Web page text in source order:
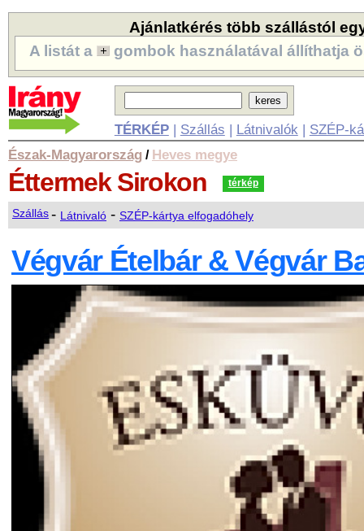
Ajánlatkérés több szállástól
A listát a
gombok használatával állíthatja
TÉRKÉP| Szállás | Látnivalók | SZÉP-
Észak-Magyarország / Heves megye
Éttermek Sirokon térkép
Szállás- Látnivaló - SZÉP-kártya elfogadóhely
Végvár Ételbár & Végvár